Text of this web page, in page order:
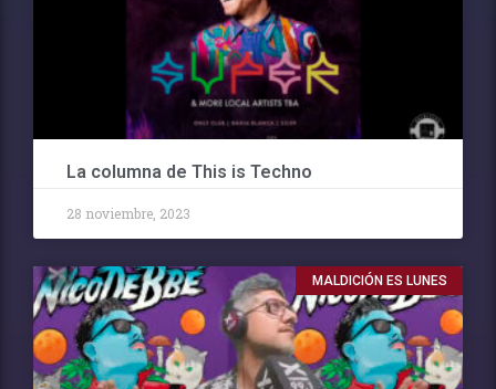
La columna de This is Techno
28 noviembre, 2023
MALDICIÓN ES LUNES